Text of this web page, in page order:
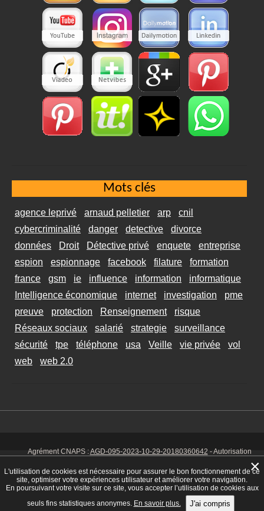
Mots clés
agence leprivé arnaud pelletier arp
cnil
cybercriminalité
danger detective
divorce
données
Droit Détective privé enquete
entreprise
espion
espionnage facebook filature
formation
france
gsm ie influence information
informatique
Intelligence économique
internet investigation
pme
preuve
protection Renseignement
risque
Réseaux sociaux
salarié strategie
surveillance
sécurité
tpe téléphone usa Veille vie privée
vol
web
web 2.0
Agrément CNAPS :AGD-095-2023-10-29-20180360642 - Autorisation
925 00038 - Code NAF 8030 Z -Mentions Légales-CookiesTél. : 06 14
01 75 32
L'utilisation de cookies est nécessaire pour assurer le bon fonctionnement de ce
site, optimiser votre expériences utilisateur et améliorer votre navigation.
En poursuivant votre visite sur ce site, vous accepter l’utilisation de cookies aux
seuls fins statistiques anonymes. En savoir plus. J'ai compris
×